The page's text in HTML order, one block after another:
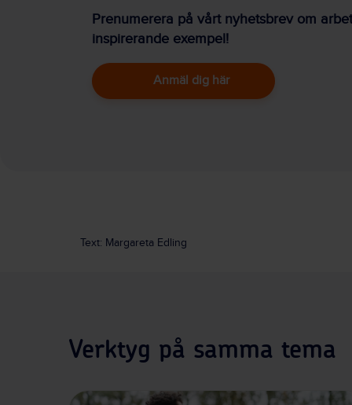
Prenumerera på vårt nyhetsbrev om
inspirerande exempel!
Anmäl dig här
Text: Margareta Edling
Verktyg på samma tema